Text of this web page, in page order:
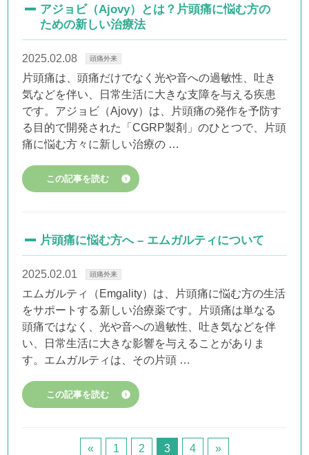
アジョビ（Ajovy）とは？片頭痛に悩む方の
ための新しい治療法
2025.02.08 頭痛外来
片頭痛は、頭痛だけでなく光や音への過敏性、吐き
気などを伴い、日常生活に大きな支障を与える疾患
です。アジョビ（Ajovy）は、片頭痛の発作を予防す
る目的で開発された「CGRP製剤」のひとつで、片頭
痛に悩む方々に新しい治療の …
この記事を読む
片頭痛に悩む方へ – エムガルティについて
2025.02.01 頭痛外来
エムガルティ（Emgality）は、片頭痛に悩む方の生活
をサポートする新しい治療薬です。片頭痛は単なる
頭痛ではなく、光や音への過敏性、吐き気などを伴
い、日常生活に大きな影響を与えることがありま
す。エムガルティは、その片頭 …
この記事を読む
« 1 2 3 4 »